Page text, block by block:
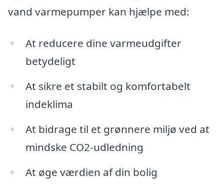
vand varmepumper kan hjælpe med:
At reducere dine varmeudgifter
betydeligt
At sikre et stabilt og komfortabelt
indeklima
At bidrage til et grønnere miljø ved at
mindske CO2-udledning
At øge værdien af din bolig